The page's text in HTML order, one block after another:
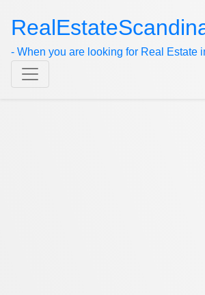
- When you are looking for Real Estate